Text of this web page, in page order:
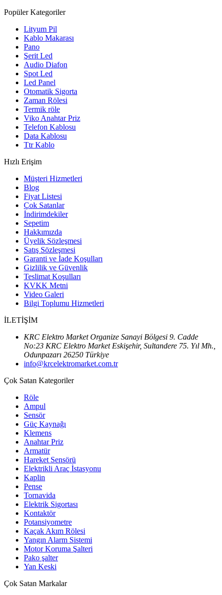
Popüler Kategoriler
Lityum Pil
Kablo Makarası
Pano
Şerit Led
Audio Diafon
Spot Led
Led Panel
Otomatik Sigorta
Zaman Rölesi
Termik röle
Viko Anahtar Priz
Telefon Kablosu
Data Kablosu
Ttr Kablo
Hızlı Erişim
Müşteri Hizmetleri
Blog
Fiyat Listesi
Çok Satanlar
İndirimdekiler
Sepetim
Hakkımızda
Üyelik Sözleşmesi
Satış Sözleşmesi
Garanti ve İade Koşulları
Gizlilik ve Güvenlik
Teslimat Koşulları
KVKK Metni
Video Galeri
Bilgi Toplumu Hizmetleri
İLETİŞİM
KRC Elektro Market Organize Sanayi Bölgesi 9. Cadde
No:23 KRC Elektro Market Eskişehir, Sultandere 75. Yıl Mh.,
Odunpazarı 26250 Türkiye
info@krcelektromarket.com.tr
Çok Satan Kategoriler
Röle
Ampul
Sensör
Güç Kaynağı
Klemens
Anahtar Priz
Armatür
Hareket Sensörü
Elektrikli Araç İstasyonu
Kaplin
Pense
Tornavida
Elektrik Sigortası
Kontaktör
Potansiyometre
Kaçak Akım Rölesi
Yangın Alarm Sistemi
Motor Koruma Şalteri
Pako şalter
Yan Keski
Çok Satan Markalar